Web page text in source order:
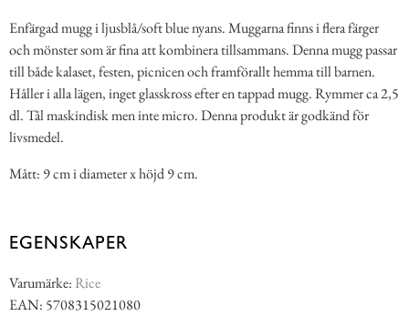
Enfärgad mugg i ljusblå/soft blue nyans. Muggarna finns i flera färger
och mönster som är fina att kombinera tillsammans. Denna mugg passar
till både kalaset, festen, picnicen och framförallt hemma till barnen.
Håller i alla lägen, inget glasskross efter en tappad mugg. Rymmer ca 2,5
dl. Tål maskindisk men inte micro. Denna produkt är godkänd för
livsmedel.
Mått: 9 cm i diameter x höjd 9 cm.
EGENSKAPER
Varumärke: Rice
EAN: 5708315021080